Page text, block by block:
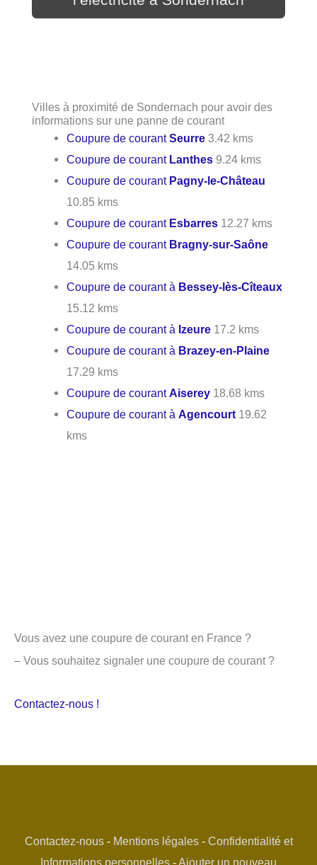
Villes à proximité de Sondernach pour avoir des
informations sur une panne de courant
Coupure de courantSeurre 3.42 kms
Coupure de courant Lanthes 9.24 kms
Coupure de courant Pagny-le-Château
10.85 kms
Coupure de courant Esbarres 12.27 kms
Coupure de courant Bragny-sur-Saône
14.05 kms
Coupure de courant à Bessey-lès-Cîteaux
15.12 kms
Coupure de courant à Izeure 17.2 kms
Coupure de courant à Brazey-en-Plaine
17.29 kms
Coupure de courantAiserey 18.68 kms
Coupure de courant àAgencourt 19.62
kms
Vous avez une coupure de courant en France ?
– Vous souhaitez signaler une coupure de courant ?
Contactez-nous !
Contactez-nous- Mentions légales- Confidentialité et
Informations personnelles - Ajouter un nouveau